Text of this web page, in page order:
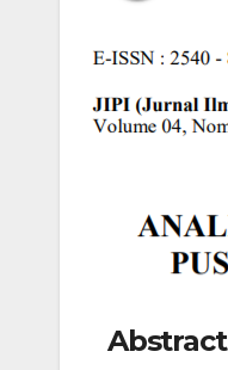
Abstract